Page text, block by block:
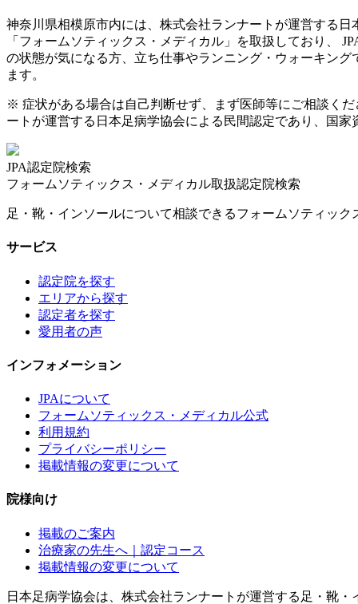
神奈川県相模原市内には、株式会社ランナートが運営する
「フォームソティックス・メディカル」を取扱しており、
の状態が気になる方、立ち仕事やランニング・ウォーキン
ます。
※ 症状がある場合は自己判断せず、まず医師等にご相談く
ートが運営する日本足病学協会による民間認定であり、国
JPA認定院検索
フォームソティックス・メディカル取扱認定院検索
足・靴・インソールについて相談できるフォームソティッ
サービス
認定院を探す
エリアから探す
認定者を探す
愛用者の声
インフォメーション
JPAについて
フォームソティックス・メディカル公式
利用規約
プライバシーポリシー
掲載情報の変更について
院様向け
掲載のご案内
治療家の先生へ｜認定コース
掲載情報の変更について
日本足病学協会は、株式会社ランナートが運営する足・靴